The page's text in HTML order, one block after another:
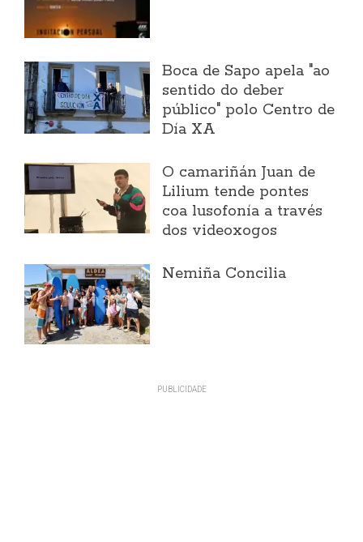
Boca de Sapo apela "ao
sentido do deber
público" polo Centro de
Día XA
O camariñán Juan de
Lilium tende pontes
coa lusofonía a través
dos videoxogos
Nemiña Concilia